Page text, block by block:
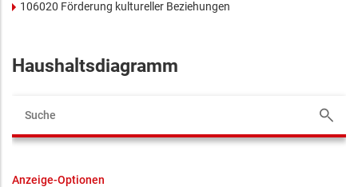
106020 Förderung kultureller Beziehungen
Haushaltsdiagramm
Anzeige-Optionen